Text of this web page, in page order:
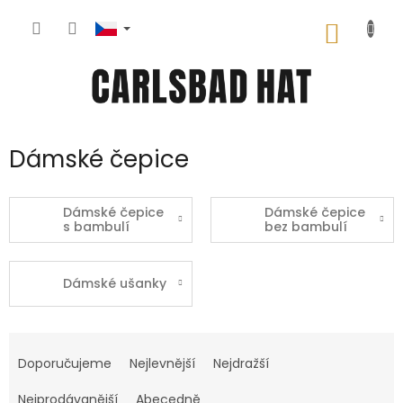
Dámské čepice
Dámské čepice
s bambulí
Dámské čepice
bez bambulí
Dámské ušanky
aDoporučujeme Nejlevnější
Nejdražší
Nejprodávanější
Abecedně